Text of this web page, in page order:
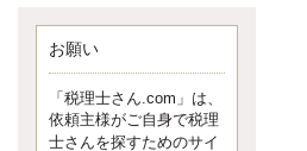
イクメン税理士による税金ブ
ログです。
なくて七クセ 目は口ほどにモノを言
う 色んなことわざがありますが、無
意識に出ている身体のサイン。 心理
学では、ちゃんと意味があるようで
お願い
「税理士さん.com」は、
依頼主様がご自身で税理
士さんを探すためのサイ